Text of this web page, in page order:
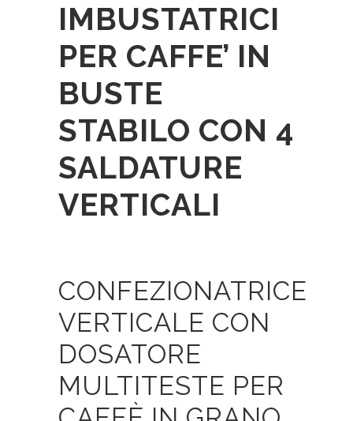
IMBUSTATRICI
PER CAFFE’ IN
BUSTE
STABILO CON 4
SALDATURE
VERTICALI
CONFEZIONATRICE
VERTICALE CON
DOSATORE
MULTITESTE PER